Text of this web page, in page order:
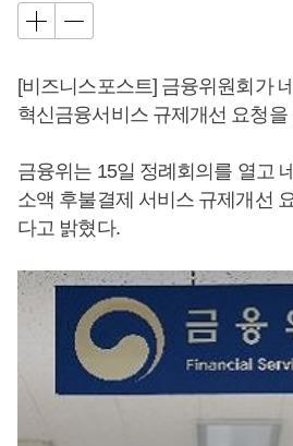
[비즈니스포스트] 금융위원회가
혁신금융서비스 규제개선 요청을
금융위는 15일 정례회의를 열고
소액 후불결제 서비스 규제개선
다고 밝혔다.